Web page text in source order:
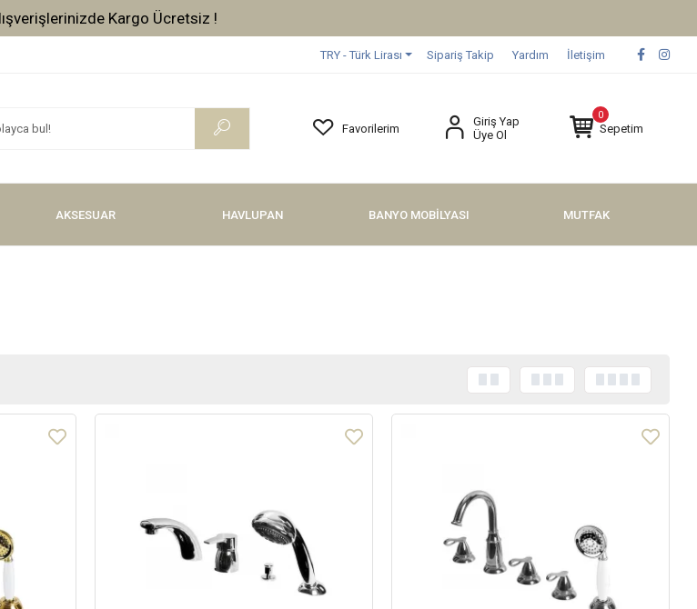
TRY - Türk Lirası Sipariş Takip Yardım İletişim
Favorilerim
Giriş Yap
Üye Ol
0
Sepetim
AKSESUAR HAVLUPAN BANYO MOBİLYASI MUTFAK